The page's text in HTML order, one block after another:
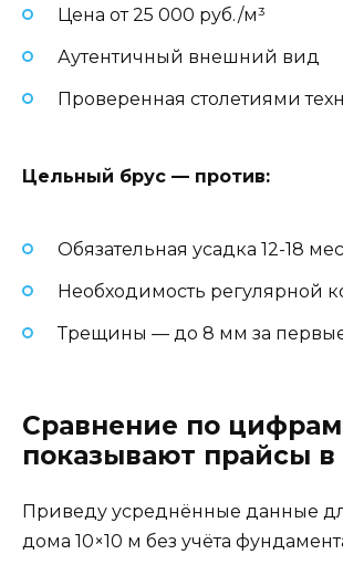
Цена от 25 000 руб./м³
Аутентичный внешний вид
Проверенная столетиями
Цельный брус — против:
Обязательная усадка 12-18
Необходимость регулярной
Трещины — до 8 мм за
Сравнение по
показывают прайсы в
Приведу усреднённые данные
дома 10×10 м без учёта